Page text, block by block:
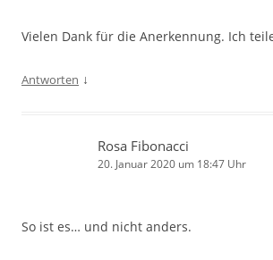
Vielen Dank für die Anerkennung. Ich
Antworten ↓
Rosa Fibonacci
20. Januar 2020 um 18:47 Uhr
So ist es… und nicht anders.